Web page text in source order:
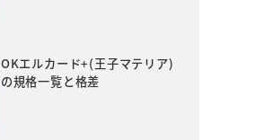
OKエルカード+(王子マテリア)
の規格一覧と格差